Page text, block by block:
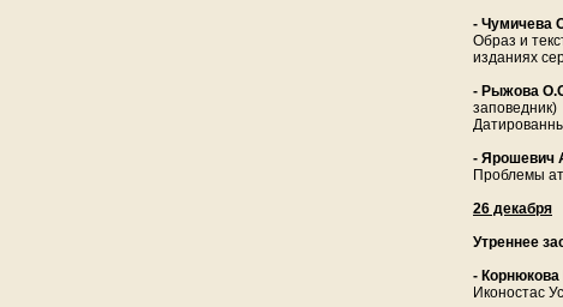
- Чумичева
Образ и
изданиях
- Рыжова
заповедник)
- Ярошевич
Проблемы
26 декабря
Утреннее
-
Иконостас